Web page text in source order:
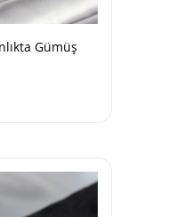
Gümüş